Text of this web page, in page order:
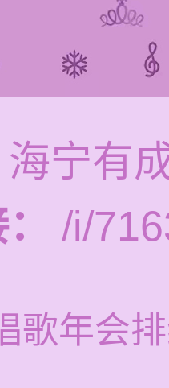
海宁有
/i/
歌年会